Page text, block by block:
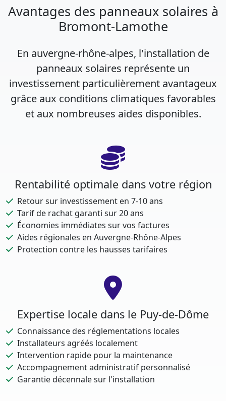
Avantages des panneaux solaires à
Bromont-Lamothe
En auvergne-rhône-alpes, l'installation de
panneaux solaires représente un
investissement particulièrement avantageux
grâce aux conditions climatiques favorables
et aux nombreuses aides disponibles.
Rentabilité optimale dans votre région
Retour sur investissement en 7-10 ans
Tarif de rachat garanti sur 20 ans
Économies immédiates sur vos factures
Aides régionales en Auvergne-Rhône-Alpes
Protection contre les hausses tarifaires
Expertise locale dans le Puy-de-Dôme
Connaissance des réglementations locales
Installateurs agréés localement
Intervention rapide pour la maintenance
Accompagnement administratif personnalisé
Garantie décennale sur l'installation